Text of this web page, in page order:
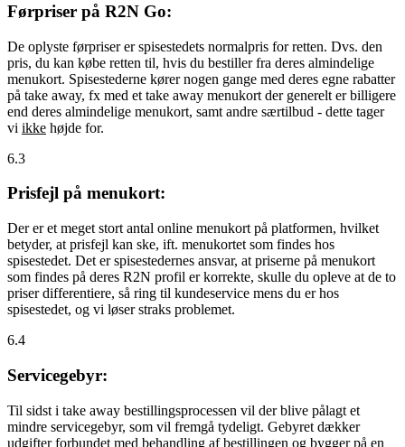
Førpriser på R2N Go:
De oplyste førpriser er spisestedets normalpris for retten. Dvs. den
pris, du kan købe retten til, hvis du bestiller fra deres almindelige
menukort. Spisestederne kører nogen gange med deres egne rabatter
på take away, fx med et take away menukort der generelt er billigere
end deres almindelige menukort, samt andre særtilbud - dette tager
vi ikke højde for.
6.3
Prisfejl på menukort:
Der er et meget stort antal online menukort på platformen, hvilket
betyder, at prisfejl kan ske, ift. menukortet som findes hos
spisestedet. Det er spisestedernes ansvar, at priserne på menukort
som findes på deres R2N profil er korrekte, skulle du opleve at de to
priser differentiere, så ring til kundeservice mens du er hos
spisestedet, og vi løser straks problemet.
6.4
Servicegebyr:
Til sidst i take away bestillingsprocessen vil der blive pålagt et
mindre servicegebyr, som vil fremgå tydeligt. Gebyret dækker
udgifter forbundet med behandling af bestillingen og bygger på en